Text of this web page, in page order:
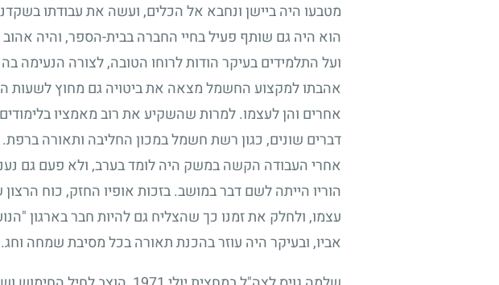
מטבעו היה ביישן ונחבא אל הכלים, ועשה את עבודתו
הוא היה גם שותף פעיל בחיי החברה בבית-הספר, והיה
ועל התלמידים בעיקר הודות לרוחו הטובה, לצורה הנעימה
אהבתו למקצוע החשמל מצאה את ביטויה גם מחוץ לשעות
אחרים והן לעצמו. למרות שהשקיע את רוב מאמציו
דברים שונים, כגון רשת חשמל במכון החליבה ותאורה
אחרי העבודה הקשה במשק היה לומד בערב, ולא פעם גם
הוריו הייתה לשם דבר במושב. בזכות אופיו החזק, כוח
עצמו, ולחלק את זמנו כך שהצליח גם להיות חבר בארגון
אביו, ובעיקר היה עוזר בהכנת תאורה בכל מסיבת שמחה